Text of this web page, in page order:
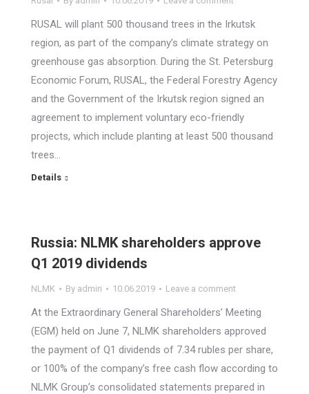
RUSAL will plant 500 thousand trees in the Irkutsk
region, as part of the company’s climate strategy on
greenhouse gas absorption. During the St. Petersburg
Economic Forum, RUSAL, the Federal Forestry Agency
and the Government of the Irkutsk region signed an
agreement to implement voluntary eco-friendly
projects, which include planting at least 500 thousand
trees…
Details
Russia: NLMK shareholders approve
Q1 2019 dividends
NLMK By admin 10.06.2019 Leave a comment
At the Extraordinary General Shareholders’ Meeting
(EGM) held on June 7, NLMK shareholders approved
the payment of Q1 dividends of 7.34 rubles per share,
or 100% of the company’s free cash flow according to
NLMK Group’s consolidated statements prepared in